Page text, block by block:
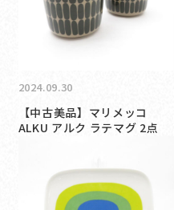
2024.09.30
【中古美品】マリメッコ
ALKU アルク ラテマグ 2点